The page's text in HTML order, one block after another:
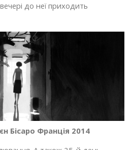
до неї приходить
Бісаро Франція 2014